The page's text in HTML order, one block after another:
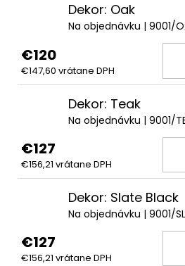
Dekor: Oak
Na objednávku | 9001/
€120
€147,60 vrátane DPH
Dekor: Teak
Na objednávku | 9001/
€127
€156,21 vrátane DPH
Dekor: Slate Black
Na objednávku | 9001/
€127
€156,21 vrátane DPH